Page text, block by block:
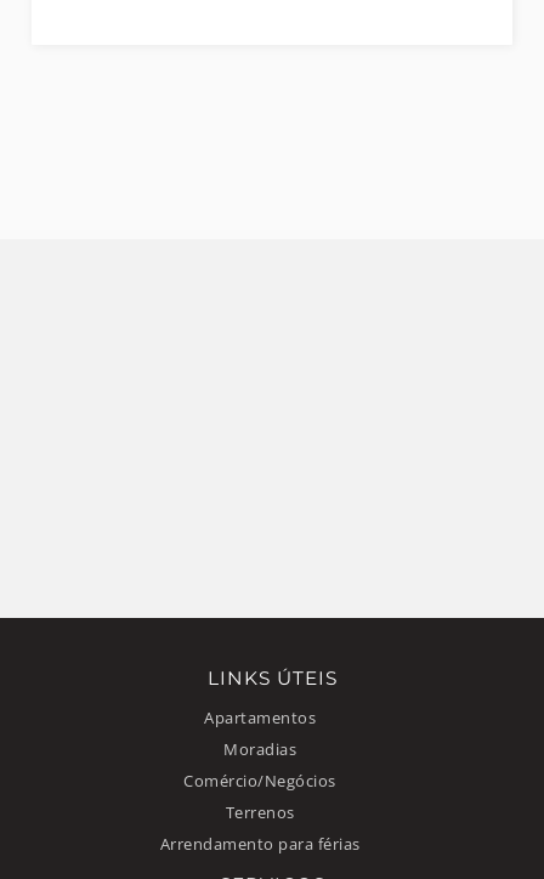
LINKS ÚTEIS
Apartamentos
Moradias
Comércio/Negócios
Terrenos
Arrendamento para férias